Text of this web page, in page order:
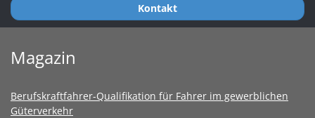
Kontakt
Magazin
Berufskraftfahrer-Qualifikation für Fahrer im gewerblichen
Güterverkehr